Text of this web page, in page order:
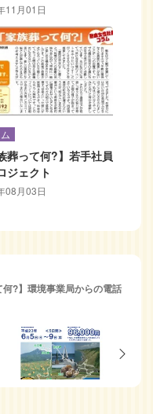
11月01日
葬って何?】若手社員
ジェクト
08月03日
何?】環境事業局からの電話